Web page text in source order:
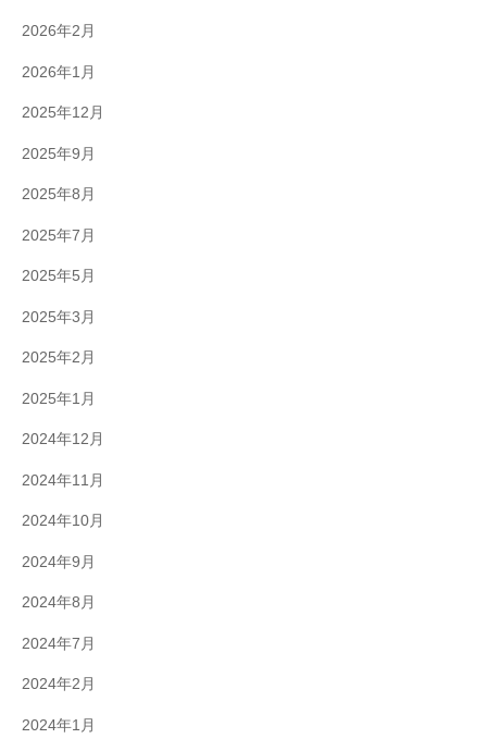
2026年2月
2026年1月
2025年12月
2025年9月
2025年8月
2025年7月
2025年5月
2025年3月
2025年2月
2025年1月
2024年12月
2024年11月
2024年10月
2024年9月
2024年8月
2024年7月
2024年2月
2024年1月